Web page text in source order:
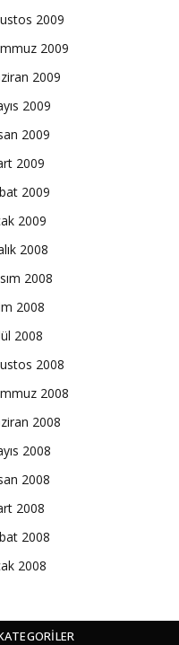
2009
2009
2009
2009
2009
2009
2009
2009
2008
2008
2008
2008
2008
2008
2008
2008
2008
2008
2008
2008